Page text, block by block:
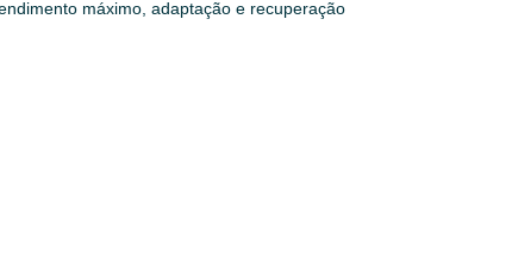
máximo, adaptação e recuperação